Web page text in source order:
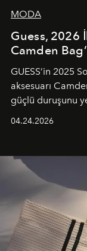
MODA
Guess, 2026
Camden
GUESS’in 2025
aksesuarı
güçlü duruşunu
04.24.2026